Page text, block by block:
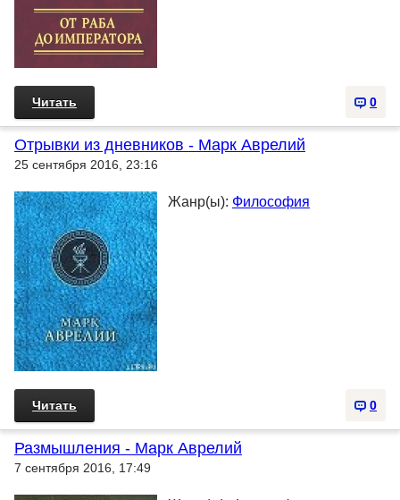
0
Читать
Отрывки из дневников - Марк Аврелий
25 сентября 2016, 23:16
Жанр(ы): Философия
0
Читать
Размышления - Марк Аврелий
7 сентября 2016, 17:49